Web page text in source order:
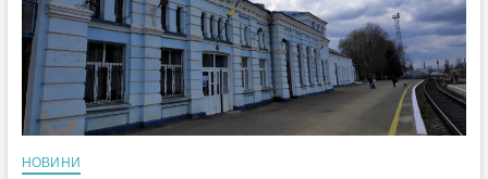
завершило
розслідування
(ВІДЕО)
НОВИНИ